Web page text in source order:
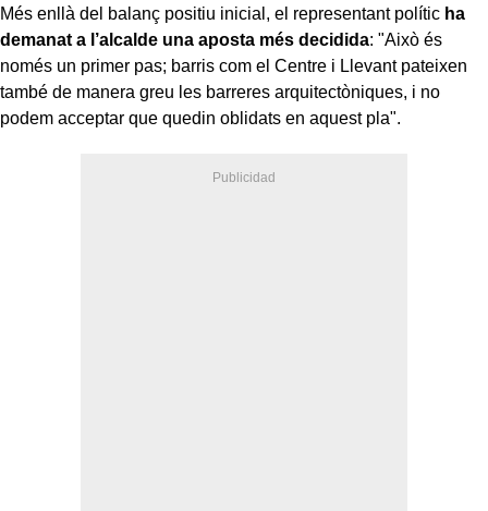
Més enllà del balanç positiu inicial, el representant polític ha
demanat a l’alcalde una aposta més decidida: "Això és
només un primer pas; barris com el Centre i Llevant pateixen
també de manera greu les barreres arquitectòniques, i no
podem acceptar que quedin oblidats en aquest pla".